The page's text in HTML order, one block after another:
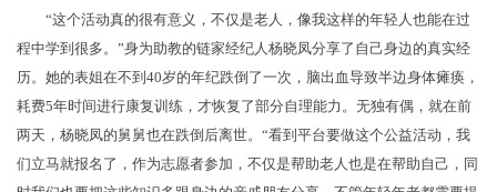
“这个活动真的很有意义，不仅是老人，像我这样的年轻人也能在过
程中学到很多。”身为助教的链家经纪人杨晓凤分享了自己身边的真实经
历。她的表姐在不到40岁的年纪跌倒了一次，脑出血导致半边身体瘫痪，
耗费5年时间进行康复训练，才恢复了部分自理能力。无独有偶，就在前
两天，杨晓凤的舅舅也在跌倒后离世。“看到平台要做这个公益活动，我
们立马就报名了，作为志愿者参加，不仅是帮助老人也是在帮助自己，同